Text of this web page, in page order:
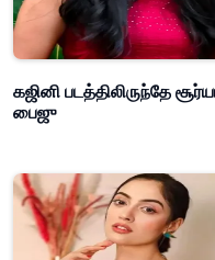
கஜினி படத்திலிருந்தே
பைஜு